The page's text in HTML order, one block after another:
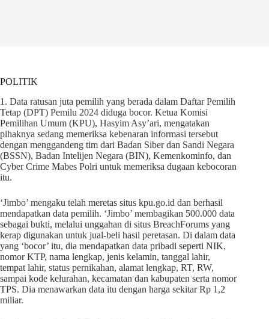
POLITIK
1. Data ratusan juta pemilih yang berada dalam Daftar Pemilih
Tetap (DPT) Pemilu 2024 diduga bocor. Ketua Komisi
Pemilihan Umum (KPU), Hasyim Asy’ari, mengatakan
pihaknya sedang memeriksa kebenaran informasi tersebut
dengan menggandeng tim dari Badan Siber dan Sandi Negara
(BSSN), Badan Intelijen Negara (BIN), Kemenkominfo, dan
Cyber Crime Mabes Polri untuk memeriksa dugaan kebocoran
itu.
‘Jimbo’ mengaku telah meretas situs kpu.go.id dan berhasil
mendapatkan data pemilih. ‘Jimbo’ membagikan 500.000 data
sebagai bukti, melalui unggahan di situs BreachForums yang
kerap digunakan untuk jual-beli hasil peretasan. Di dalam data
yang ‘bocor’ itu, dia mendapatkan data pribadi seperti NIK,
nomor KTP, nama lengkap, jenis kelamin, tanggal lahir,
tempat lahir, status pernikahan, alamat lengkap, RT, RW,
sampai kode kelurahan, kecamatan dan kabupaten serta nomor
TPS. Dia menawarkan data itu dengan harga sekitar Rp 1,2
miliar.